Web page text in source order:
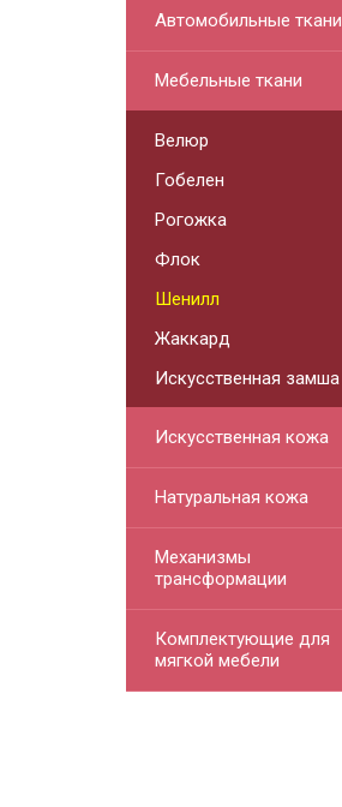
Автомобильные ткани
Мебельные ткани
Велюр
Гобелен
Рогожка
Флок
Шенилл
Жаккард
Искусственная замша
Искусственная кожа
Натуральная кожа
Механизмы
трансформации
Комплектующие для
мягкой мебели